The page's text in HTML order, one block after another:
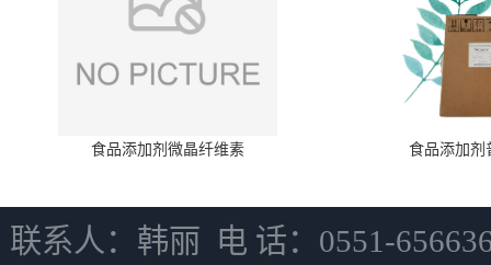
食品添加剂微晶纤维素 食品添加剂
联系人：韩丽 电 话：0551-